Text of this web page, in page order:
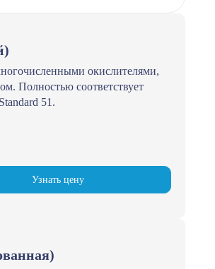
окислителями,
Полностью соответствует
51.
Узнать цену